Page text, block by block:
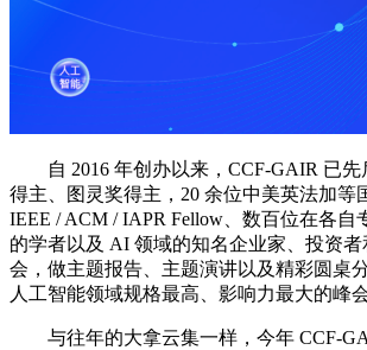
自 2016 年创办以来，CCF-GAIR 已先
得主、图灵奖得主，20 余位中美英法加等
IEEE / ACM / IAPR Fellow、数百位在各自
的学者以及 AI 领域的知名企业家、投资
会，做主题报告、主题演讲以及精彩圆桌
人工智能领域规格最高、影响力最大的峰会
与往年的大拿云集一样，今年 CCF-